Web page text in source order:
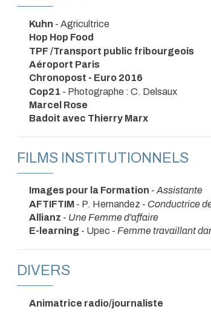
Kuhn - Agricultrice
Hop Hop Food
TPF /Transport public fribourgeois
Aéroport Paris
Chronopost - Euro 2016
Cop21 - Photographe : C. Delsaux
Marcel Rose
Badoit avec Thierry Marx
FILMS INSTITUTIONNELS
Images pour la Formation -Assistante
AFTIFTIM - P. Hernandez - Conductrice
Allianz - Une Femme d'affaire
E-learning - Upec - Femme travaillant
DIVERS
Animatrice radio/journaliste